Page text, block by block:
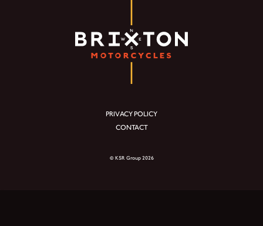
PRIVACY POLICY
CONTACT
© KSR Group 2026